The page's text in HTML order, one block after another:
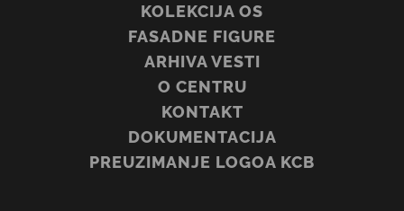
KOLEKCIJA OS
FASADNE FIGURE
ARHIVA VESTI
O CENTRU
KONTAKT
DOKUMENTACIJA
PREUZIMANJE LOGOA KCB